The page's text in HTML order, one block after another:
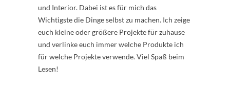
und Interior. Dabei ist es für mich das
Wichtigste die Dinge selbst zu machen. Ich zeige
euch kleine oder größere Projekte für zuhause
und verlinke euch immer welche Produkte ich
für welche Projekte verwende. Viel Spaß beim
Lesen!